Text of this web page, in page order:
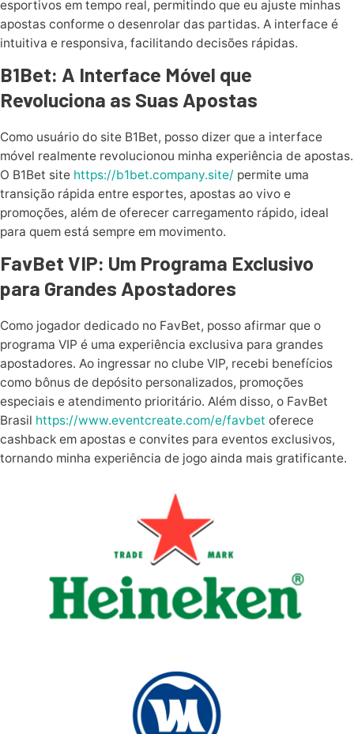
esportivos em tempo real, permitindo que eu ajuste minhas
apostas conforme o desenrolar das partidas. A interface é
intuitiva e responsiva, facilitando decisões rápidas.
B1Bet: A Interface Móvel que
Revoluciona as Suas Apostas
Como usuário do site B1Bet, posso dizer que a interface
móvel realmente revolucionou minha experiência de apostas.
O B1Bet site https://b1bet.company.site/ permite uma
transição rápida entre esportes, apostas ao vivo e
promoções, além de oferecer carregamento rápido, ideal
para quem está sempre em movimento.
FavBet VIP: Um Programa Exclusivo
para Grandes Apostadores
Como jogador dedicado no FavBet, posso afirmar que o
programa VIP é uma experiência exclusiva para grandes
apostadores. Ao ingressar no clube VIP, recebi benefícios
como bônus de depósito personalizados, promoções
especiais e atendimento prioritário. Além disso, o FavBet
Brasil https://www.eventcreate.com/e/favbet oferece
cashback em apostas e convites para eventos exclusivos,
tornando minha experiência de jogo ainda mais gratificante.